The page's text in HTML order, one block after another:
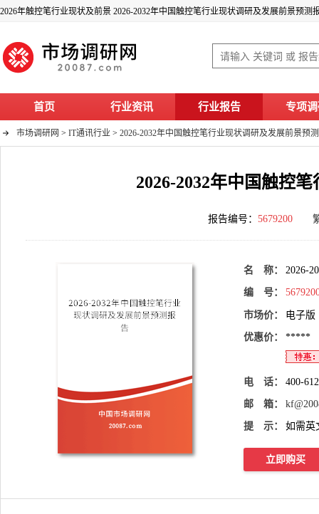
2026年触控笔行业现状及前景 2026-2032年中国触控笔行业现状调研及发展前景预测
首页 行业资讯 行业报告 专项
市场调研网 > IT通讯行业 > 2026-2032年中国触控笔行业现状调研及发展前景预
2026-2032年中国触控
报告编号： 5679200
名 称： 2026-
编 号：
市场价： 电子版
优惠价： *****
电 话： 400-
邮 箱：
提 示： 如需英
立即购买